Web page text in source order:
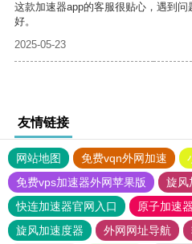
这款加速器app的客服很贴心，遇到
好。
2025-05-23
友情链接
网站地图 免费vqn外网加速
免费vps加速器外网苹果版
旋风
快连加速器官网入口
原子加速器
旋风加速度器
外网网址导航